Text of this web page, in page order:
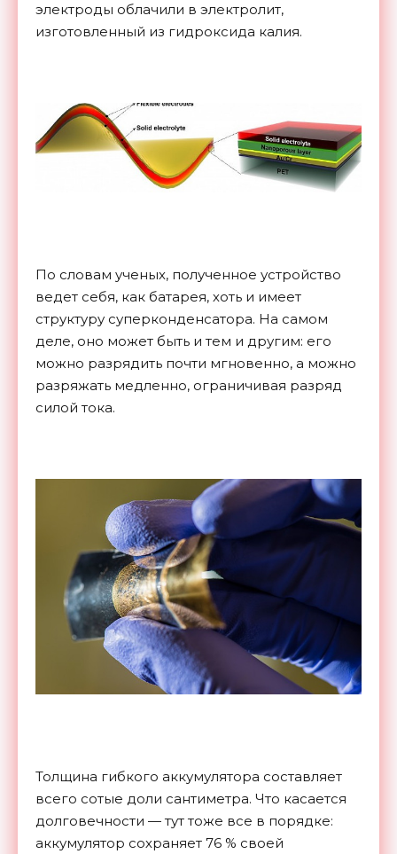
электроды облачили в электролит,
изготовленный из гидроксида калия.
По словам ученых, полученное устройство
ведет себя, как батарея, хоть и имеет
структуру суперконденсатора. На самом
деле, оно может быть и тем и другим: его
можно разрядить почти мгновенно, а можно
разряжать медленно, ограничивая разряд
силой тока.
Толщина гибкого аккумулятора составляет
всего сотые доли сантиметра. Что касается
долговечности — тут тоже все в порядке:
аккумулятор сохраняет 76 % своей